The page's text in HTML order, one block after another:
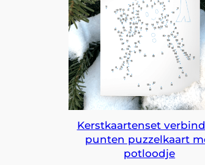
Kerstkaartenset
punten puzzelkaart
potloodje